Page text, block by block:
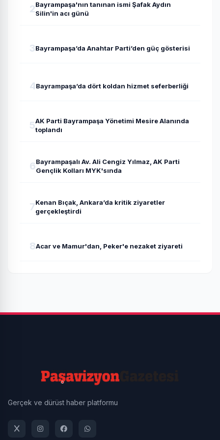
2Bayrampaşa'nın tanınan ismi Şafak Aydın
Silin'in acı günü
3Bayrampaşa’da Anahtar Parti’den güç gösterisi
4Bayrampaşa’da dört koldan hizmet seferberliği
5AK Parti Bayrampaşa Yönetimi Mesire Alanında
toplandı
6Bayrampaşalı Av. Ali Cengiz Yılmaz, AK Parti
Gençlik Kolları MYK'sında
7Kenan Bıçak, Ankara’da kritik ziyaretler
gerçekleştirdi
8Acar ve Mamur'dan, Peker'e nezaket ziyareti
Gerçek ve dürüst haber platformu